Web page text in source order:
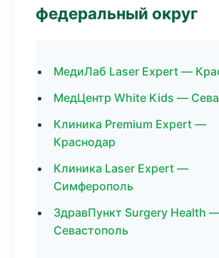
федеральный округ
МедиЛаб Laser Expert —
МедЦентр White Kids —
Клиника Premium Expert —
Краснодар
Клиника Laser Expert —
Симферополь
ЗдравПункт Surgery Health
Севастополь